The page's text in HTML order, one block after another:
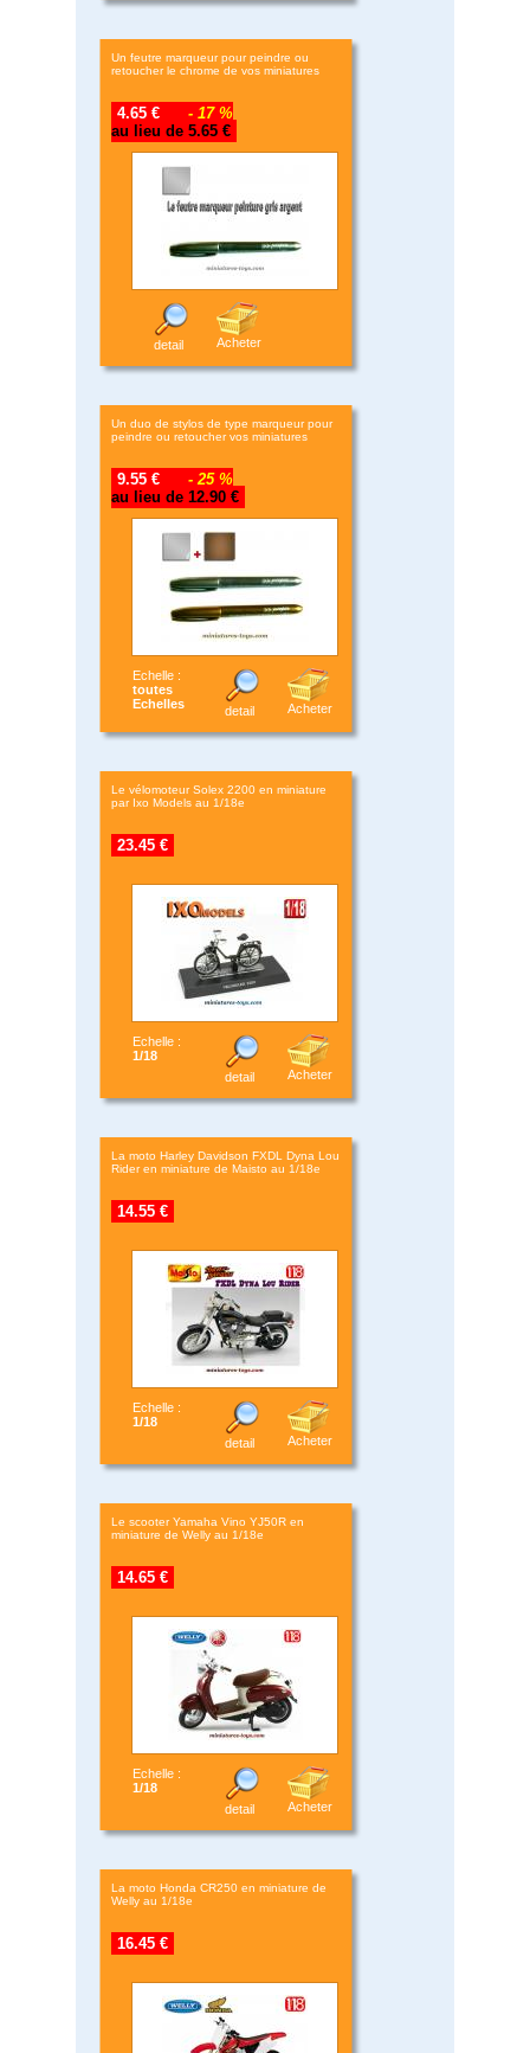
Un feutre marqueur pour peindre ou
retoucher le chrome de vos miniatures
4.65 €
- 17 %
au lieu de 5.65 €
detail Acheter
Un duo de stylos de type marqueur pour
peindre ou retoucher vos miniatures
9.55 €
- 25 %
au lieu de 12.90 €
Echelle :
toutes
Echelles
detail Acheter
Le vélomoteur Solex 2200 en miniature
par Ixo Models au 1/18e
23.45 €
Echelle :
1/18
detail
Acheter
La moto Harley Davidson FXDL Dyna Lou
Rider en miniature de Maisto au 1/18e
14.55 €
Echelle :
1/18
detail
Acheter
Le scooter Yamaha Vino YJ50R en
miniature de Welly au 1/18e
14.65 €
Echelle :
1/18
detail
Acheter
La moto Honda CR250 en miniature de
Welly au 1/18e
16.45 €